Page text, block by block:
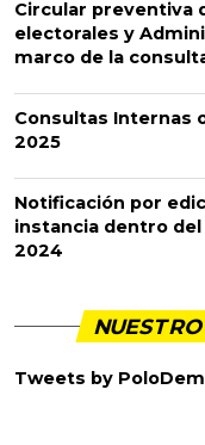
Circular preventiva
electorales y
marco de la
Consultas Internas
2025
Notificación por
instancia dentro del
2024
Tweets by